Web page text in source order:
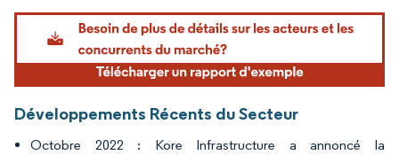
Image © Mordor Intelligence. La réutilisation nécessite une attribution sous CC BY
Développements Récents du Secteur
Octobre 2022 : Kore Infrastructure a annoncé la